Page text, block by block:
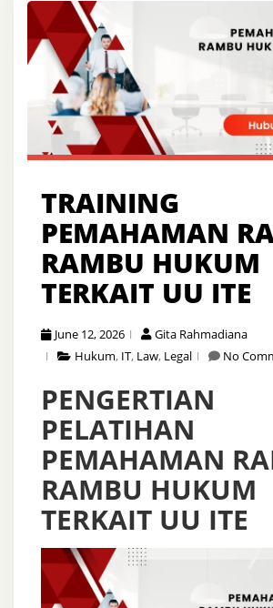
TRAINING
PEMAHAMAN
RAMBU HUKUM
TERKAIT UU ITE
June 12, 2026
Gita Rahmadiana
Hukum, IT, Law, Legal No
PENGERTIAN
PELATIHAN
PEMAHAMAN
RAMBU HUKUM
TERKAIT UU ITE